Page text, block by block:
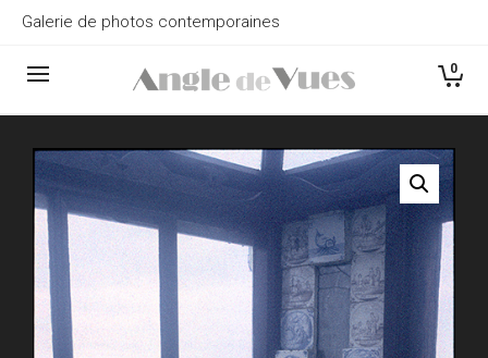
Galerie de photos contemporaines
0